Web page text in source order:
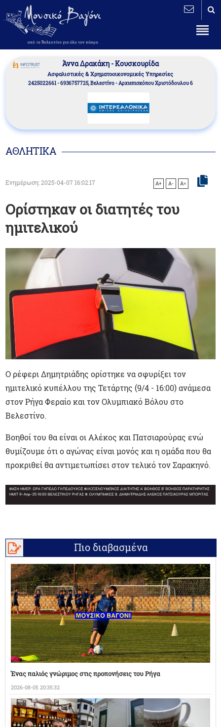
Άννα Δρακάκη - Κουσκουρίδα
Aσφαλιστικές & Χρηματοοικονομικές Υπηρεσίες
2425022661 - 6936757725, Βελεστίνο - Αρχιεπισκόπου Χριστόδουλου 6
ΑΘΛΗΤΙΚΑ
Ενημέρωση: 2025-04-07 16:02:17 A+ A- A=
Ορίστηκαν οι διατητές του
ημιτελικού
Ο ρέφερι Δημητριάδης ορίστηκε να σφυρίξει τον
ημιτελικό κυπέλλου της Τετάρτης (9/4 - 16:00) ανάμεσα
στον Ρήγα Φεραίο και τον Ολυμπιακό Βόλου στο
Βελεστίνο.
Βοηθοί του θα είναι οι Αλέκος και Πατσιαρούρας ενώ
θυμίζουμε ότι ο αγώνας είναι μονός και η ομάδα που θα
προκριθεί θα αντιμετωπίσει στον τελικό τον Σαρακηνό.
Πιο διαβασμένα
Ένας παλιός γνώριμος στις προπονήσεις του Ρήγα
2026-08-05 20:35:32